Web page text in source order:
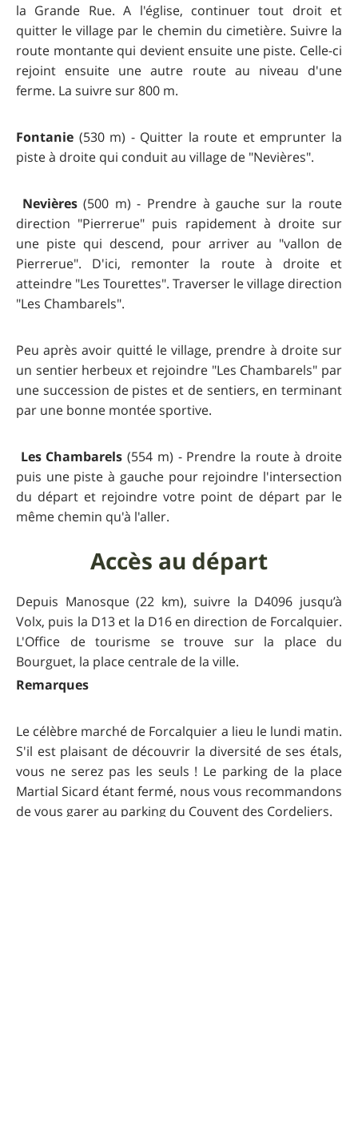
la Grande Rue. A l'église, continuer tout droit et
quitter le village par le chemin du cimetière. Suivre la
route montante qui devient ensuite une piste. Celle-ci
rejoint ensuite une autre route au niveau d'une
ferme. La suivre sur 800 m.
Fontanie (530 m) - Quitter la route et emprunter la
piste à droite qui conduit au village de "Nevières".
Nevières(500 m) - Prendre à gauche sur la route
direction "Pierrerue" puis rapidement à droite sur
une piste qui descend, pour arriver au "vallon de
Pierrerue". D'ici, remonter la route à droite et
atteindre "Les Tourettes". Traverser le village direction
"Les Chambarels".
Peu après avoir quitté le village, prendre à droite sur
un sentier herbeux et rejoindre "Les Chambarels" par
une succession de pistes et de sentiers, en terminant
par une bonne montée sportive.
Les Chambarels (554 m) - Prendre la route à droite
puis une piste à gauche pour rejoindre l'intersection
du départ et rejoindre votre point de départ par le
même chemin qu'à l'aller.
Accès au départ
Depuis Manosque (22 km), suivre la D4096 jusqu’à
Volx, puis la D13 et la D16 en direction de Forcalquier.
L'Office de tourisme se trouve sur la place du
Bourguet, la place centrale de la ville.
Remarques
Le célèbre marché de Forcalquier a lieu le lundi matin.
S'il est plaisant de découvrir la diversité de ses étals,
vous ne serez pas les seuls ! Le parking de la place
Martial Sicard étant fermé, nous vous recommandons
de vous garer au parking du Couvent des Cordeliers.